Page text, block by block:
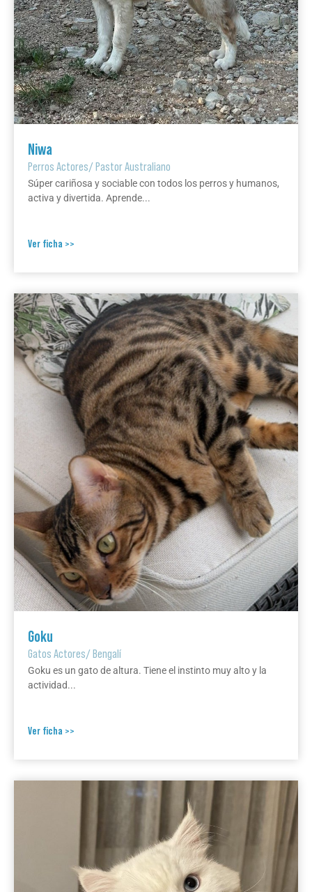
Niwa
Perros Actores/Pastor Australiano
Súper cariñosa y sociable con todos los perros y humanos,
activa y divertida. Aprende...
Ver ficha >>
Goku
Gatos Actores/Bengalí
Goku es un gato de altura. Tiene el instinto muy alto y la
actividad...
Ver ficha >>